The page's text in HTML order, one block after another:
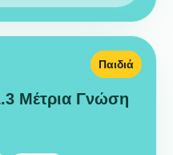
Μέτρια Γνώση
Παιδιά